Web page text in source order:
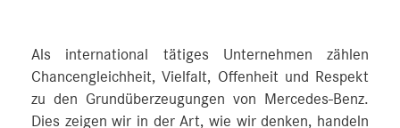
Als international tätiges Unternehmen zählen
Chancengleichheit, Vielfalt, Offenheit und Respekt
zu den Grundüberzeugungen von Mercedes-Benz.
Dies zeigen wir in der Art, wie wir denken, handeln